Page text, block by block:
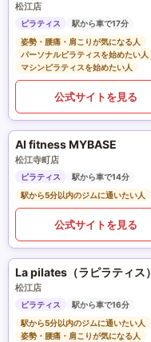
松江店
ピラティス
駅から車で17分
姿勢・腰痛・肩こりが気になる人
パーソナルピラティスを始めたい人
マシンピラティスを始めたい人
公式サイトを見る
AI fitness MYBASE
松江寺町店
ピラティス
駅から車で14分
駅から5分以内のジムに通いたい人
公式サイトを見る
La pilates（ラピラティス）
松江店
ピラティス
駅から車で16分
駅から5分以内のジムに通いたい人
姿勢・腰痛・肩こりが気になる人